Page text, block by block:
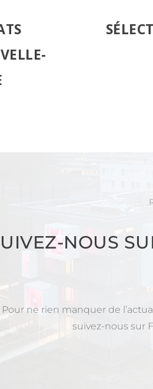
NOUS
Pour ne rien manquer de
suivez-nous sur